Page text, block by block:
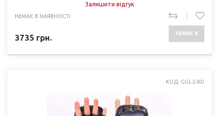
Залишити відгук
НЕМАЄ В НАЯВНОСТІ
3735 грн. НЕМАЄ В
КОД: GGL-2-RD